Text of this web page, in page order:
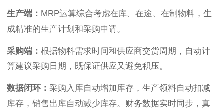
生产端： MRP运算综合考虑在库、在途、在制物料，生
成精准的生产计划和采购申请。
采购端： 根据物料需求时间和供应商交货周期，自动计
算建议采购日期，既保证供应又避免积压。
数据闭环： 采购入库自动增加库存，生产领料自动扣减
库存，销售出库自动减少库存。财务数据实时同步，真